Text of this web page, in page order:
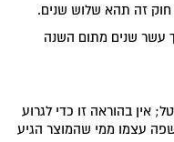
עשר שנים מתום השנה
אין בהוראה זו כדי לגרוע
עצמו ממי שהמוצר הגיע